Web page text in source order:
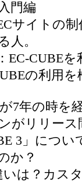
門編
サイトの
人。
EC-CUBE
の利用
7年の時を
がリリース
3」につ
か？
いは？カス